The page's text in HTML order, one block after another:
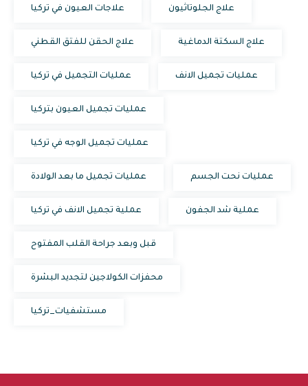
علاجات العيون في تركيا علاج الجلوتاثيون
علاج الحقن للفتق القطني علاج السكتة الدماغية
عمليات التجميل في تركيا عمليات تجميل الانف
عمليات تجميل العيون بتركيا
عمليات تجميل الوجه في تركيا
عمليات تجميل ما بعد الولادة عمليات نحت الجسم
عملية تجميل الانف في تركيا عملية شد الجفون
قبل وبعد جراحة القلب المفتوح
محفزات الكولاجين لتجديد البشرة
مستشفيات_تركيا